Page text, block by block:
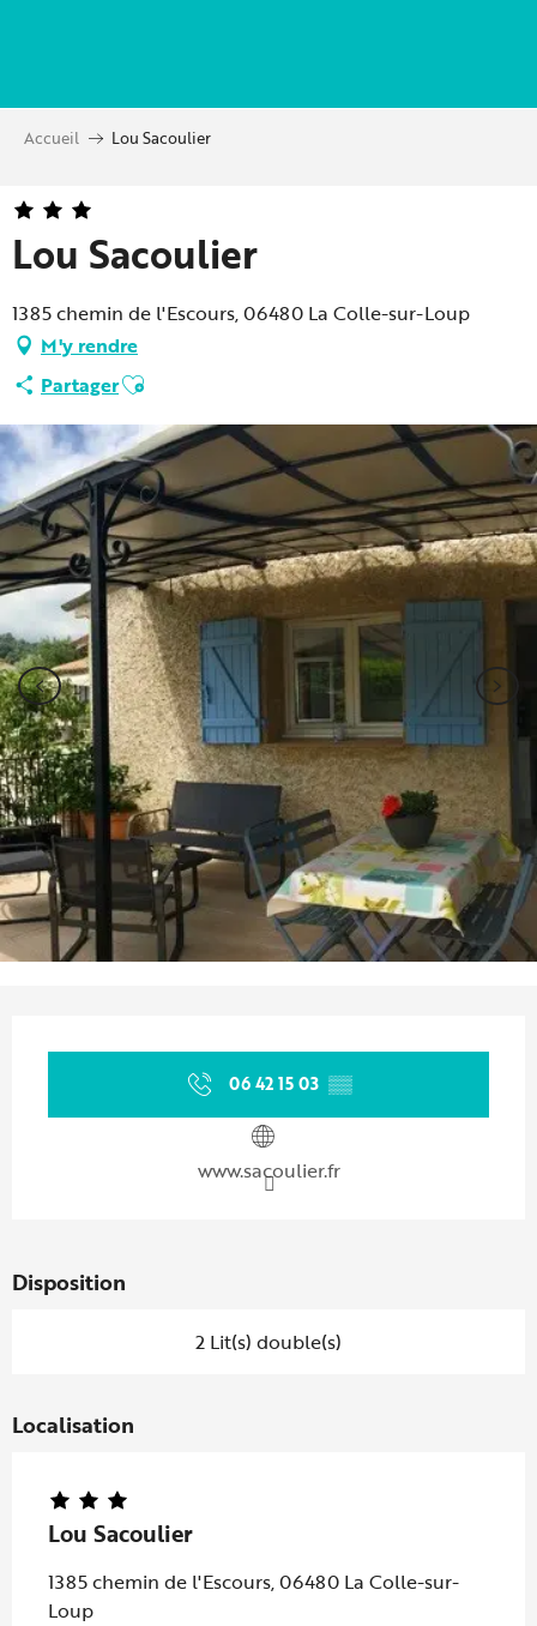
principal
Accueil Lou Sacoulier
Lou Sacoulier
1385 chemin de l'Escours, 06480 La Colle-sur-Loup
M'y rendre
PartagerAjouter aux favoris
06 42 15 03 ▒▒
www.sacoulier.fr
Disposition
2 Lit(s) double(s)
Localisation
Lou Sacoulier
1385 chemin de l'Escours, 06480 La Colle-sur-
Loup